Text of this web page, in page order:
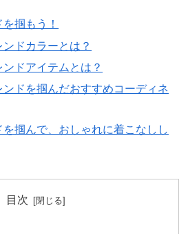
掴もう！
ドカラーとは？
ドアイテムとは？
ドを掴んだおすすめコーディネ
掴んで、おしゃれに着こなしし
目次